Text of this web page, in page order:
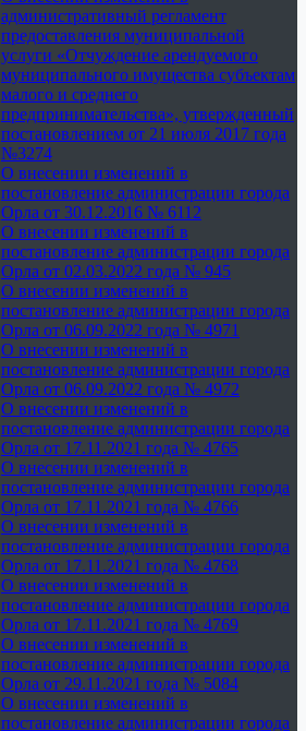
административный регламент
предоставления муниципальной
услуги «Отчуждение арендуемого
муниципального имущества субъектам
малого и среднего
предпринимательства», утвержденный
постановлением от 21 июля 2017 года
№3274
О внесении изменений в
постановление администрации города
Орла от 30.12.2016 № 6112
О внесении изменений в
постановление администрации города
Орла от 02.03.2022 года № 945
О внесении изменений в
постановление администрации города
Орла от 06.09.2022 года № 4971
О внесении изменений в
постановление администрации города
Орла от 06.09.2022 года № 4972
О внесении изменений в
постановление администрации города
Орла от 17.11.2021 года № 4765
О внесении изменений в
постановление администрации города
Орла от 17.11.2021 года № 4766
О внесении изменений в
постановление администрации города
Орла от 17.11.2021 года № 4768
О внесении изменений в
постановление администрации города
Орла от 17.11.2021 года № 4769
О внесении изменений в
постановление администрации города
Орла от 29.11.2021 года № 5084
О внесении изменений в
постановление администрации города